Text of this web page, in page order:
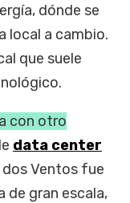
dónde se
local a cambio.
que suele
con otro
data center
dos Ventos fue
de gran escala,